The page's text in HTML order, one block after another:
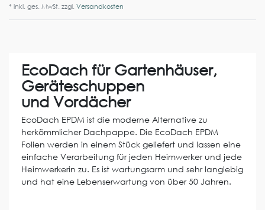
* inkl. ges. MwSt. zzgl. Versandkosten
EcoDach für Gartenhäuser,
Geräteschuppen
und Vordächer
EcoDach EPDM ist die moderne Alternative zu
herkömmlicher Dachpappe. Die EcoDach EPDM
Folien werden in einem Stück geliefert und lassen eine
einfache Verarbeitung für jeden Heimwerker und jede
Heimwerkerin zu. Es ist wartungsarm und sehr langlebig
und hat eine Lebenserwartung von über 50 Jahren.